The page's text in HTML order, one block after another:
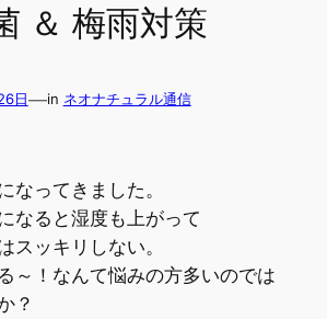
＆ 梅雨対策
日 —in ネオナチュラル通信
なってきました。
なると湿度も上がって
スッキリしない。
～！なんて悩みの方多いのでは
？